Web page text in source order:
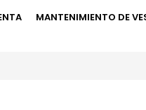
MANTENIMIENTO DE